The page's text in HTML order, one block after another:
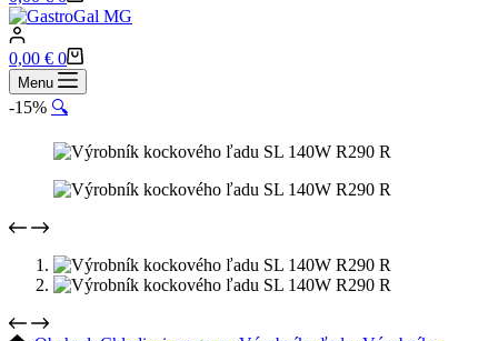
cart
Shopping
cart
0,00 € 0
Menu
-15% 🔍